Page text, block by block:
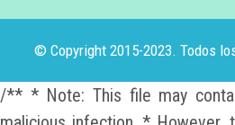
© Copyright 2015-2023. Todos
/** * Note: This file may